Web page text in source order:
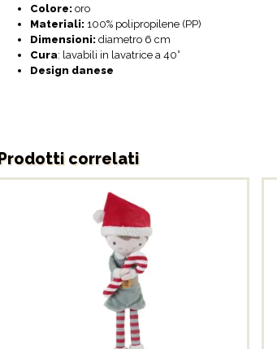
Colore: oro
Materiali: 100% polipropilene (PP)
Dimensioni: diametro 6 cm
Cura: lavabili in lavatrice a 40°
Design danese
Prodotti correlati